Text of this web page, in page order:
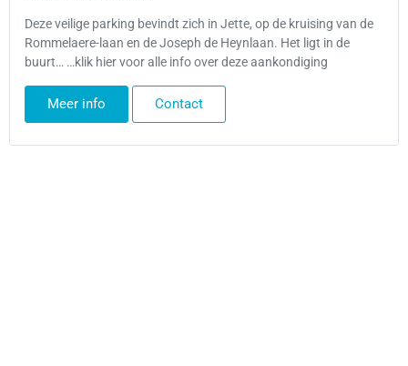
Deze veilige parking bevindt zich in Jette, op de kruising van de
Rommelaere-laan en de Joseph de Heynlaan. Het ligt in de
buurt… …klik hier voor alle info over deze aankondiging
Meer info Contact